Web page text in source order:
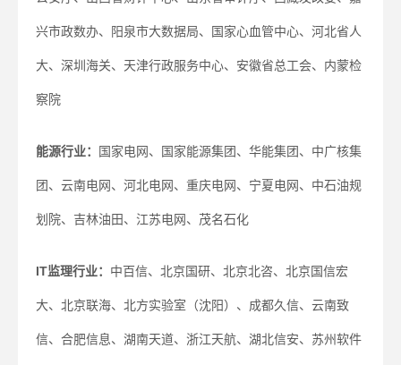
兴市政数办、阳泉市大数据局、国家心血管中心、河北省人
大、深圳海关、天津行政服务中心、安徽省总工会、内蒙检
察院
能源行业： 国家电网、国家能源集团、华能集团、中广核集
团、云南电网、河北电网、重庆电网、宁夏电网、中石油规
划院、吉林油田、江苏电网、茂名石化
IT监理行业： 中百信、北京国研、北京北咨、北京国信宏
大、北京联海、北方实验室（沈阳）、成都久信、云南致
信、合肥信息、湖南天道、浙江天航、湖北信安、苏州软件